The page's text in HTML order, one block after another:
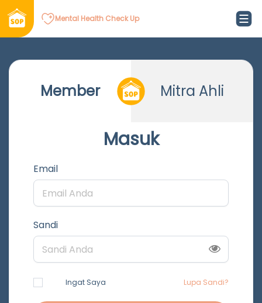
Mental Health Check Up
Member Mitra Ahli
Masuk
Email
Sandi
Ingat Saya Lupa Sandi?